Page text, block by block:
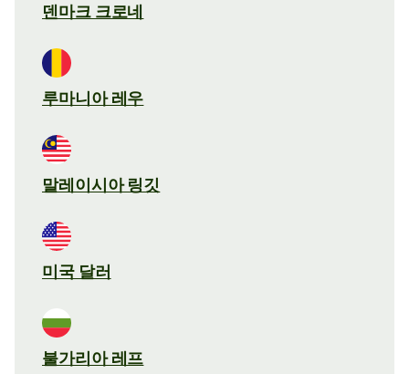
덴마크 크로네
루마니아 레우
말레이시아 링깃
미국 달러
불가리아 레프